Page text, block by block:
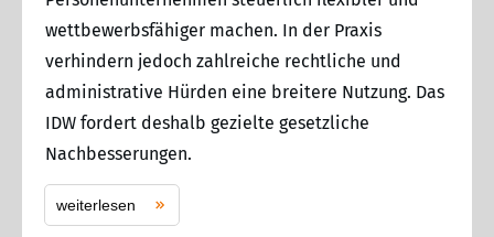
wettbewerbsfähiger machen. In der Praxis
verhindern jedoch zahlreiche rechtliche und
administrative Hürden eine breitere Nutzung. Das
IDW fordert deshalb gezielte gesetzliche
Nachbesserungen.
weiterlesen